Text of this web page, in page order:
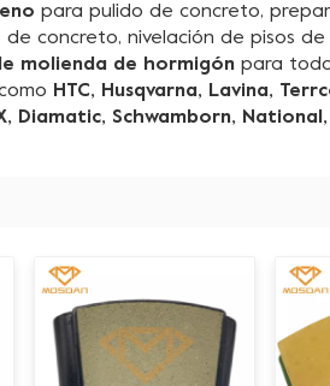
para pulido de concreto,
concreto, nivelación de pisos
molienda de hormigón para
HTC, Husqvarna, Lavina,
Diamatic, Schwamborn,